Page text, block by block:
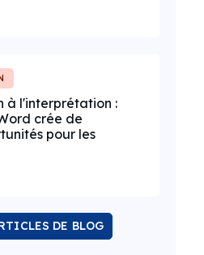
à l'interprétation :
crée de
pour les
DE BLOG